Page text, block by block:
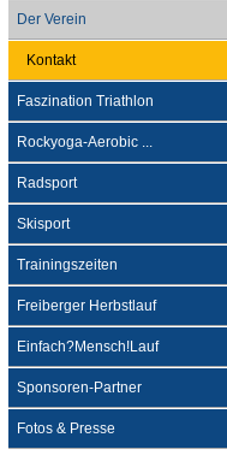
Der Verein
Kontakt
Faszination Triathlon
Rockyoga-Aerobic ...
Radsport
Skisport
Trainingszeiten
Freiberger Herbstlauf
Einfach?Mensch!Lauf
Sponsoren-Partner
Fotos & Presse